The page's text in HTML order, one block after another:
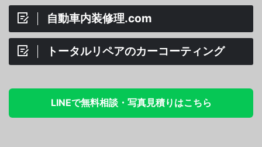
自動車内装修理.com
トータルリペアのカーコーティング
LINEで無料相談・写真見積りはこちら